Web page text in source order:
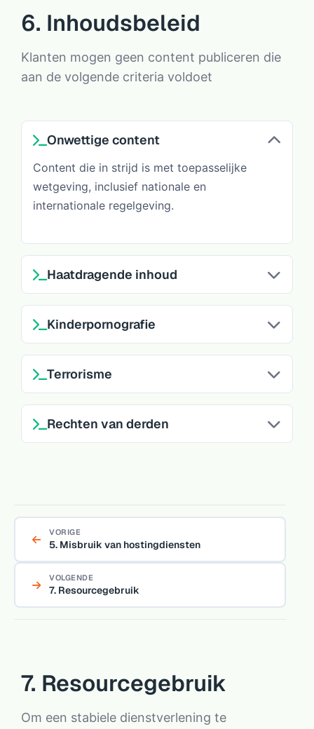
6. Inhoudsbeleid
Klanten mogen geen content publiceren die
aan de volgende criteria voldoet
Onwettige content
Content die in strijd is met toepasselijke
wetgeving, inclusief nationale en
internationale regelgeving.
Haatdragende inhoud
Kinderpornografie
Terrorisme
Rechten van derden
VORIGE
5. Misbruik van hostingdiensten
VOLGENDE
7. Resourcegebruik
7. Resourcegebruik
Om een stabiele dienstverlening te